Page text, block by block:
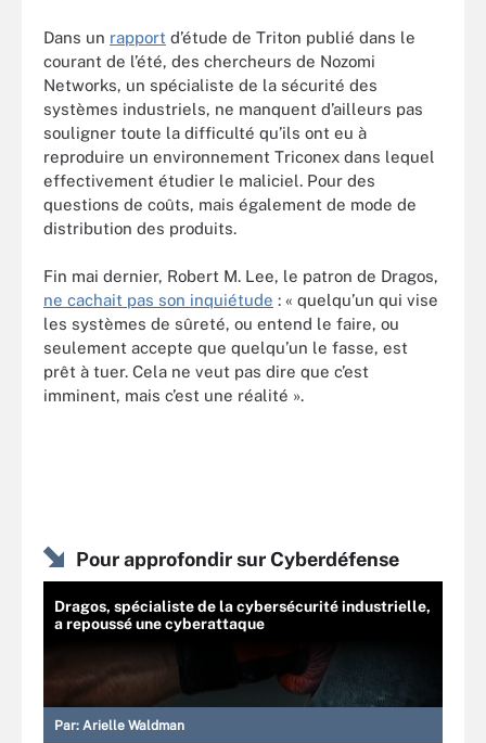
Dans un rapport d’étude de Triton publié dans le
courant de l’été, des chercheurs de Nozomi
Networks, un spécialiste de la sécurité des
systèmes industriels, ne manquent d’ailleurs pas
souligner toute la difficulté qu’ils ont eu à
reproduire un environnement Triconex dans lequel
effectivement étudier le maliciel. Pour des
questions de coûts, mais également de mode de
distribution des produits.
Fin mai dernier, Robert M. Lee, le patron de Dragos,
ne cachait pas son inquiétude : « quelqu’un qui vise
les systèmes de sûreté, ou entend le faire, ou
seulement accepte que quelqu’un le fasse, est
prêt à tuer. Cela ne veut pas dire que c’est
imminent, mais c’est une réalité ».
Pour approfondir sur Cyberdéfense
Dragos, spécialiste de la cybersécurité industrielle,
a repoussé une cyberattaque
Par: Arielle Waldman